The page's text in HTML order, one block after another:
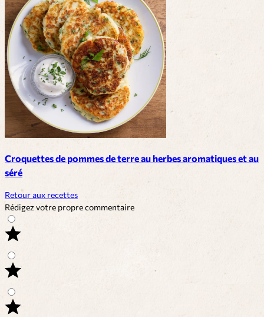
Croquettes de pommes de terre au herbes aromatiques et au
séré
Retour aux recettes
Rédigez votre propre commentaire